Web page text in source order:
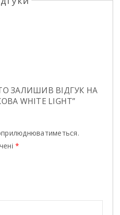
ЗАЛИШИВ ВІДГУК НА
WHITE LIGHT”
*